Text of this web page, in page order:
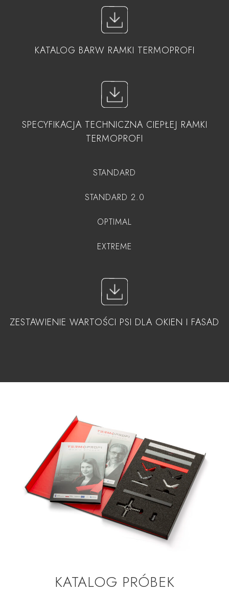
KATALOG BARW RAMKI TERMOPROFI
SPECYFIKACJA TECHNICZNA CIEPŁEJ RAMKI
TERMOPROFI
STANDARD
STANDARD 2.0
OPTIMAL
EXTREME
ZESTAWIENIE WARTOŚCI PSI DLA OKIEN I FASAD
KATALOG PRÓBEK